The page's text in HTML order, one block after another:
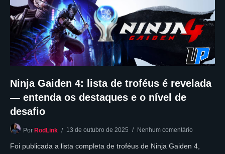
Ninja Gaiden 4: lista de troféus é revelada
— entenda os destaques e o nível de
desafio
Por RodLink 13 de outubro de 2025 Nenhum comentário
Foi publicada a lista completa de troféus de Ninja Gaiden 4,